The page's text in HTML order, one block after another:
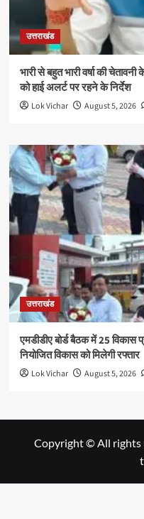
उत्तराखंड
भारी से बहुत भारी वर्षा की
को हाई अलर्ट पर रहने के निर्देश
Lok Vichar August 5, 2026
उत्तराखंड
एमडीडीए बोर्ड बैठक में 25 विकास
नियोजित विकास को मिलेगी रफ्तार
Lok Vichar August 5, 2026
Copyright © All rights